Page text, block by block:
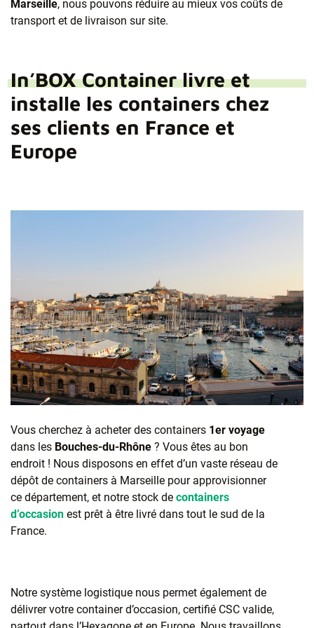
Marseille, nous pouvons réduire au mieux vos coûts de
transport et de livraison sur site.
In’BOX Container livre et
installe les containers chez
ses clients en France et
Europe
Vous cherchez à acheter des containers 1er voyage
dans les Bouches-du-Rhône ? Vous êtes au bon
endroit ! Nous disposons en effet d’un vaste réseau de
dépôt de containers à Marseille pour approvisionner
ce département, et notre stock de containers
d’occasion est prêt à être livré dans tout le sud de la
France.
Notre système logistique nous permet également de
délivrer votre container d’occasion, certifié CSC valide,